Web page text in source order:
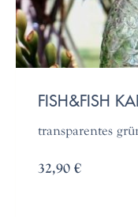
FISH&FISH
transparentes
32,90 €